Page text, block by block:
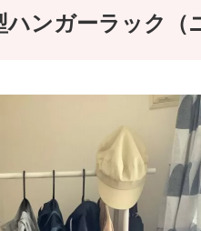
ンガーラック（